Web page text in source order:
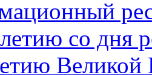
со дня
Великой